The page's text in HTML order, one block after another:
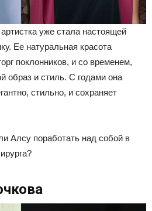
уже стала настоящей
Ее натуральная красота
поклонников, и со временем,
образ и стиль. С годами она
стильно, и сохраняет
Алсу поработать над собой в